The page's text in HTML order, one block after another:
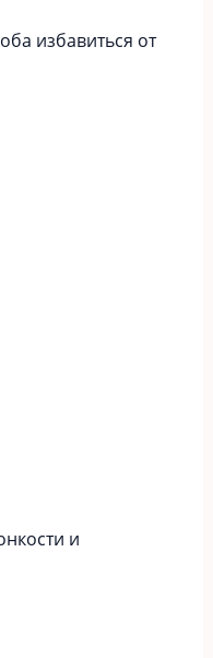
избавиться от
и